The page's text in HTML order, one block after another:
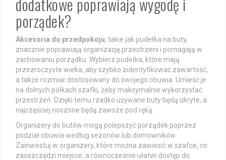
porządek?
Akcesoria do przedpokoju, takie jak pudełka na buty,
znacznie poprawiają organizację przestrzeni i pomagają w
zachowaniu porządku. Wybierz pudełka, które mają
przezroczyste wieka, aby szybko zidentyfikować zawartość,
a także rozmiar dostosowany do swojego obuwia. Umieść je
na dolnych półkach szafki, żeby maksymalnie wykorzystać
przestrzeń. Dzięki temu rzadko używane buty będą ukryte, a
najczęściej noszone będą zawsze pod ręką.
Organizery do butów mogą polepszyć porządek poprzez
podział obuwia według sezonów lub domowników.
Zainwestuj w organizery, które można zawiesić w szafce, co
zaoszczędzi miejsce, a równocześnie ułatwi dostęp do